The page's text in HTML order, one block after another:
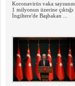
Koronavirüs vaka sayısının
1 milyonun üzerine çıktığı
İngiltere'de Başbakan ...